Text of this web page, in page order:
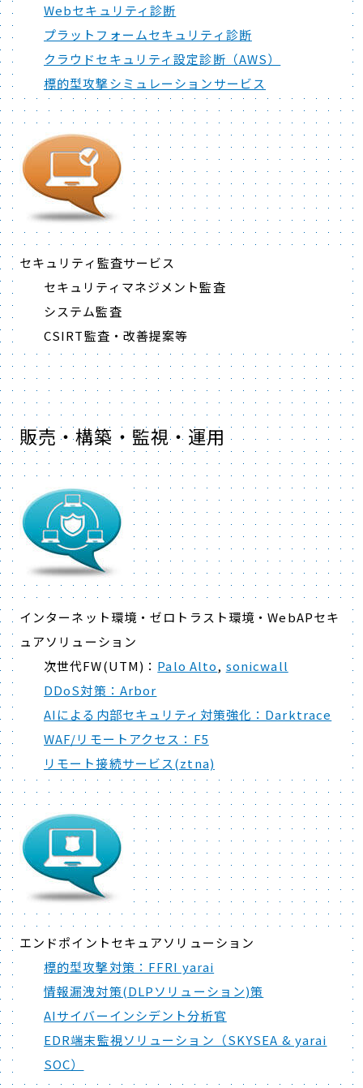
Webセキュリティ診断
プラットフォームセキュリティ診断
クラウドセキュリティ設定診断（AWS）
標的型攻撃シミュレーションサービス
セキュリティ監査サービス
セキュリティマネジメント監査
システム監査
CSIRT監査・改善提案等
販売・構築・監視・運用
インターネット環境・ゼロトラスト環境・WebAPセキ
ュアソリューション
次世代FW(UTM)： Palo Alto, sonicwall
DDoS対策：Arbor
AIによる内部セキュリティ対策強化：Darktrace
WAF/リモートアクセス：F5
リモート接続サービス(ztna)
エンドポイントセキュアソリューション
標的型攻撃対策：FFRI yarai
情報漏洩対策(DLPソリューション)策
AIサイバーインシデント分析官
EDR端末監視ソリューション（SKYSEA & yarai
SOC）